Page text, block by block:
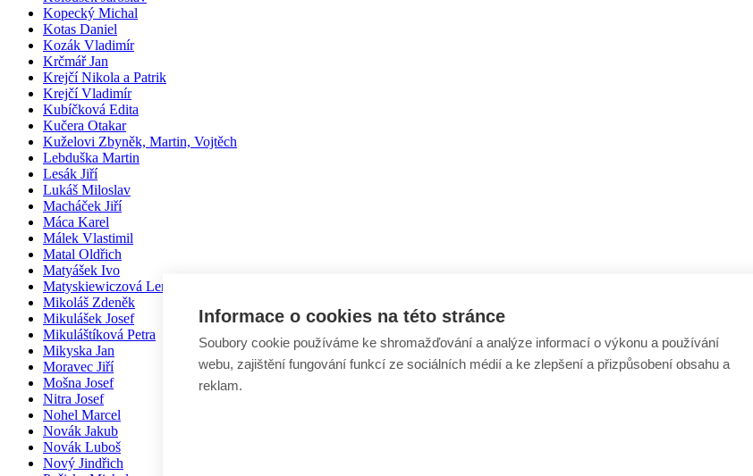
Kopecký Michal
Kotas Daniel
Kozák Vladimír
Krčmář Jan
Krejčí Nikola a Patrik
Krejčí Vladimír
Kubíčková Edita
Kučera Otakar
Kuželovi Zbyněk, Martin, Vojtěch
Lebduška Martin
Lesák Jiří
Lukáš Miloslav
Macháček Jiří
Máca Karel
Málek Vlastimil
Matal Oldřich
Matyášek Ivo
Matyskiewiczová Lenka
Mikoláš Zdeněk
Mikulášek Josef
Mikuláštíková Petra
Mikyska Jan
Moravec Jiří
Mošna Josef
Nitra Josef
Nohel Marcel
Novák Jakub
Novák Luboš
Nový Jindřich
Informace o cookies na této stránce
Soubory cookie používáme ke shromažďování a analýze informací o výkonu a používání
webu, zajištění fungování funkcí ze sociálních médií a ke zlepšení a přizpůsobení obsahu a
reklam.